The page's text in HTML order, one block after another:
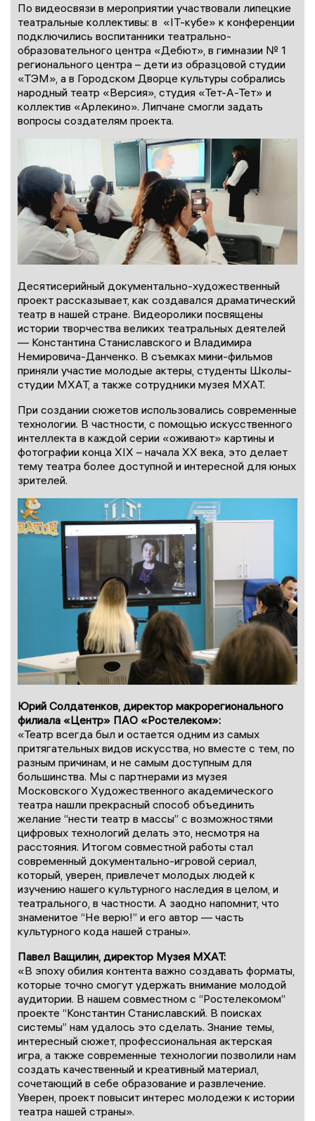
По видеосвязи в мероприятии участвовали липецкие
театральные коллективы: в «IT-кубе» к конференции
подключились воспитанники театрально-
образовательного центра «Дебют», в гимназии № 1
регионального центра – дети из образцовой студии
«ТЭМ», а в Городском Дворце культуры собрались
народный театр «Версия», студия «Тет-А-Тет» и
коллектив «Арлекино». Липчане смогли задать
вопросы создателям проекта.
Десятисерийный документально-художественный
проект рассказывает, как создавался драматический
театр в нашей стране. Видеоролики посвящены
истории творчества великих театральных деятелей
— Константина Станиславского и Владимира
Немировича-Данченко. В съемках мини-фильмов
приняли участие молодые актеры, студенты Школы-
студии МХАТ, а также сотрудники музея МХАТ.
При создании сюжетов использовались современные
технологии. В частности, с помощью искусственного
интеллекта в каждой серии «оживают» картины и
фотографии конца XIX – начала XX века, это делает
тему театра более доступной и интересной для юных
зрителей.
Юрий Солдатенков, директор макрорегионального
филиала «Центр» ПАО «Ростелеком»:
«Театр всегда был и остается одним из самых
притягательных видов искусства, но вместе с тем, по
разным причинам, и не самым доступным для
большинства. Мы с партнерами из музея
Московского Художественного академического
театра нашли прекрасный способ объединить
желание “нести театр в массы” с возможностями
цифровых технологий делать это, несмотря на
расстояния. Итогом совместной работы стал
современный документально-игровой сериал,
который, уверен, привлечет молодых людей к
изучению нашего культурного наследия в целом, и
театрального, в частности. А заодно напомнит, что
знаменитое “Не верю!” и его автор — часть
культурного кода нашей страны».
Павел Ващилин, директор Музея МХАТ:
«В эпоху обилия контента важно создавать форматы,
которые точно смогут удержать внимание молодой
аудитории. В нашем совместном с “Ростелекомом”
проекте “Константин Станиславский. В поисках
системы” нам удалось это сделать. Знание темы,
интересный сюжет, профессиональная актерская
игра, а также современные технологии позволили нам
создать качественный и креативный материал,
сочетающий в себе образование и развлечение.
Уверен, проект повысит интерес молодежи к истории
театра нашей страны».